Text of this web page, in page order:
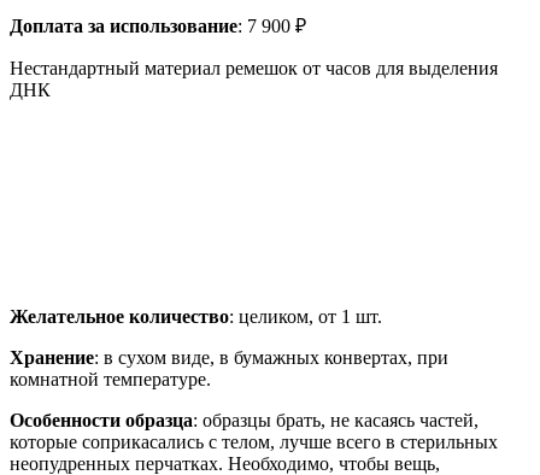
Доплата за использование: 7 900 ₽
Нестандартный материал ремешок от часов для выделения
ДНК
Желательное количество: целиком, от 1 шт.
Хранение: в сухом виде, в бумажных конвертах, при
комнатной температуре.
Особенности образца: образцы брать, не касаясь частей,
которые соприкасались с телом, лучше всего в стерильных
неопудренных перчатках. Необходимо, чтобы вещь,